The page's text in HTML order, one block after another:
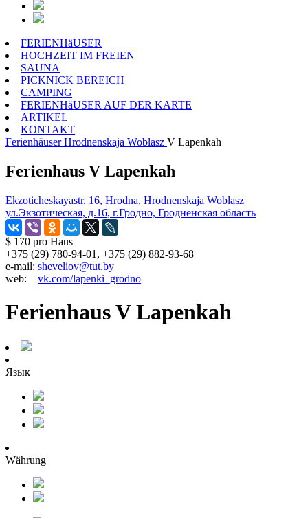
FERIENHäUSER
HOCHZEIT IM FREIEN
SAUNA
PICKNICK BEREICH
CAMPING
FERIENHäUSER AUF DER KARTE
ARTIKEL
KONTAKT
Ferienhäuser Hrodnenskaja Woblasz V Lapenkah
Ferienhaus V Lapenkah
Ekzoticheskayastr. 16, Hrodna, Hrodnenskaja Woblasz
ул.Экзотическая, д.16, г.Гродно, Гродненская область
$ 170 pro Haus
+375 (29) 780-94-01, +375 (29) 882-93-68
e-mail: sheveliov@tut.by
web: vk.com/lapenki_grodno
Ferienhaus V Lapenkah
Язык
Währung